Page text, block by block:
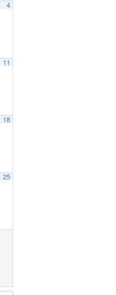
4
11
18
25